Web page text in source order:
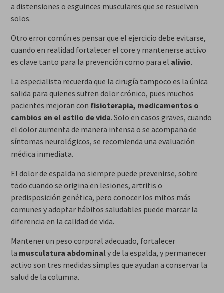
a distensiones o esguinces musculares que se resuelven
solos.
Otro error común es pensar que el ejercicio debe evitarse,
cuando en realidad fortalecer el core y mantenerse activo
es clave tanto para la prevención como para el alivio.
La especialista recuerda que la cirugía tampoco es la única
salida para quienes sufren dolor crónico, pues muchos
pacientes mejoran con fisioterapia, medicamentos o
cambios en el estilo de vida. Solo en casos graves, cuando
el dolor aumenta de manera intensa o se acompaña de
síntomas neurológicos, se recomienda una evaluación
médica inmediata.
El dolor de espalda no siempre puede prevenirse, sobre
todo cuando se origina en lesiones, artritis o
predisposición genética, pero conocer los mitos más
comunes y adoptar hábitos saludables puede marcar la
diferencia en la calidad de vida.
Mantener un peso corporal adecuado, fortalecer
la musculatura abdominaly de la espalda, y permanecer
activo son tres medidas simples que ayudan a conservar la
salud de la columna.